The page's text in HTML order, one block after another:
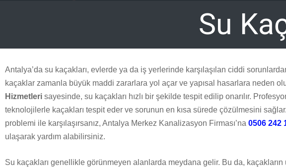
Su
Antalya’da su kaçakları, evlerde ya da iş yerlerinde karşılaşılan ciddi
kaçaklar zamanla büyük maddi zararlara yol açar ve yapısal hasarlara neden
Hizmetleri sayesinde, su kaçakları hızlı bir şekilde tespit edilip onarılır.
teknolojilerle kaçakları tespit eder ve sorunun en kısa sürede çözülmesini
problemi ile karşılaşırsanız, Antalya Merkez Kanalizasyon Firması’na 0506 242
ulaşarak yardım alabilirsiniz.
Su kaçakları genellikle görünmeyen alanlarda meydana gelir. Bu da, kaçakların